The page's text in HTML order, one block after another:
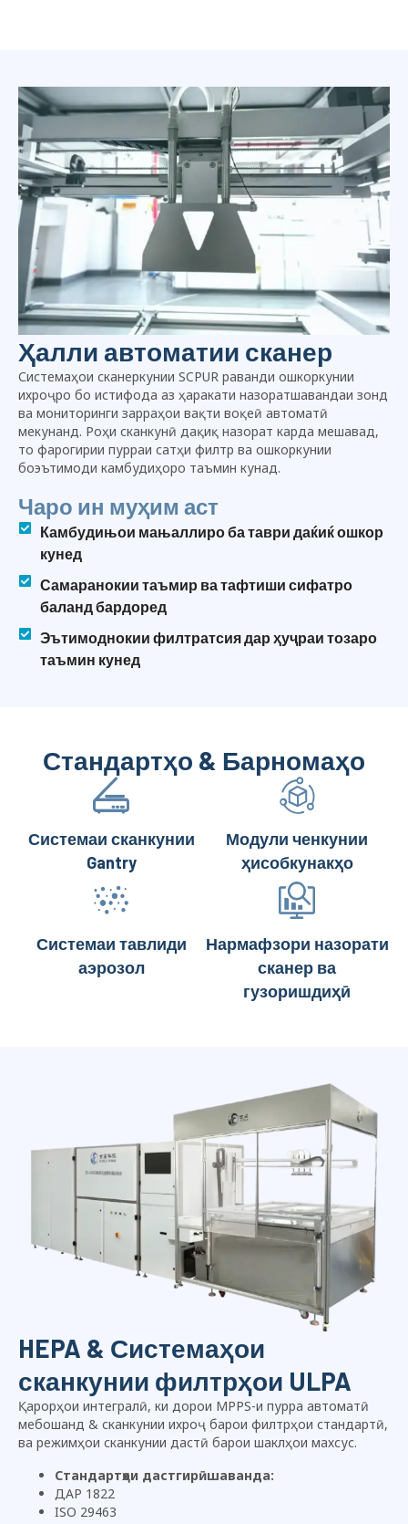
Ҳалли автоматии сканер
Системаҳои сканеркунии SCPUR раванди ошкоркунии
ихроҷро бо истифода аз ҳаракати назоратшавандаи зонд
ва мониторинги зарраҳои вақти воқеӣ автоматӣ
мекунанд. Роҳи сканкунӣ дақиқ назорат карда мешавад,
то фарогирии пурраи сатҳи филтр ва ошкоркунии
боэътимоди камбудиҳоро таъмин кунад.
Чаро ин муҳим аст
Камбудињои мањаллиро ба таври даќиќ ошкор
кунед
Самаранокии таъмир ва тафтиши сифатро
баланд бардоред
Эътимоднокии филтратсия дар ҳуҷраи тозаро
таъмин кунед
Стандартҳо & Барномаҳо
Системаи сканкунии
Gantry
Модули ченкунии
ҳисобкунакҳо
Системаи тавлиди
аэрозол
Нармафзори назорати
сканер ва
гузоришдиҳӣ
HEPA & Системаҳои
сканкунии филтрҳои ULPA
Қарорҳои интегралӣ, ки дорои MPPS-и пурра автоматӣ
мебошанд & сканкунии ихроҷ барои филтрҳои стандартӣ,
ва режимҳои сканкунии дастӣ барои шаклҳои махсус.
Стандартҳои дастгирӣшаванда:
ДАР 1822
ISO 29463